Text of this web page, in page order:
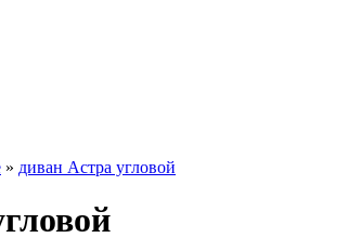
» диван Астра угловой